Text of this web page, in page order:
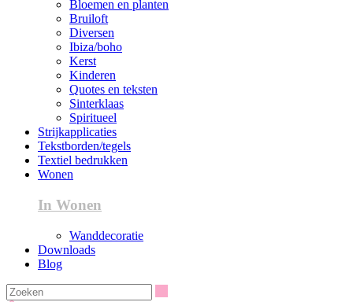
Bloemen en planten
Bruiloft
Diversen
Ibiza/boho
Kerst
Kinderen
Quotes en teksten
Sinterklaas
Spiritueel
Strijkapplicaties
Tekstborden/tegels
Textiel bedrukken
Wonen
In Wonen
Wanddecoratie
Downloads
Blog